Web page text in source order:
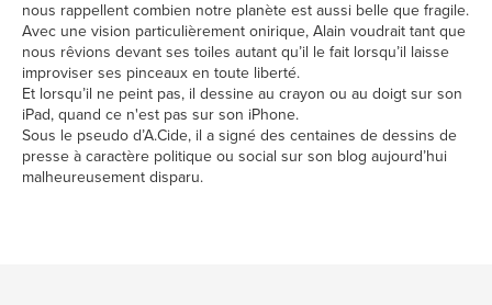
nous rappellent combien notre planète est aussi belle que fragile.
Avec une vision particulièrement onirique, Alain voudrait tant que
nous rêvions devant ses toiles autant qu’il le fait lorsqu’il laisse
improviser ses pinceaux en toute liberté.
Et lorsqu’il ne peint pas, il dessine au crayon ou au doigt sur son
iPad, quand ce n'est pas sur son iPhone.
Sous le pseudo d’A.Cide, il a signé des centaines de dessins de
presse à caractère politique ou social sur son blog aujourd’hui
malheureusement disparu.